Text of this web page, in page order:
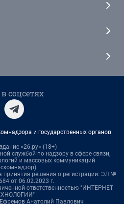
соцсетях
и государственных органов
«26.ру» (18+)
службой по надзору в сфере связи,
и массовых коммуникаций
принятия решения о регистрации: ЭЛ №
от 06.02.2023 г.
ответственностью "ИНТЕРНЕТ
Анатолий Павлович